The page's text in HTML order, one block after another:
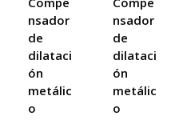
nsador
de
dilataci
ón
metálic
o
nsador
de
dilataci
ón
metálic
o